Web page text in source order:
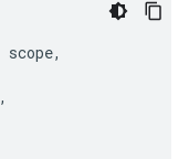
scope,
,